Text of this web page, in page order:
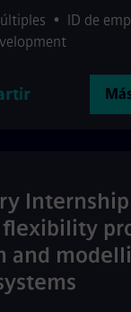
• ID de
flexibility
and